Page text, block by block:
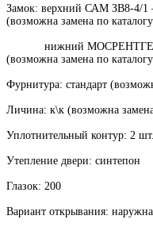
Замок: верхний САМ ЗВ8-4/1
(возможна замена по
нижний МОСРЕНТГЕН
(возможна замена по
Фурнитура: стандарт
Личина: к\к (возможна
Уплотнительный контур: 2 шт.
Утепление двери: синтепон
Глазок: 200
Вариант открывания: